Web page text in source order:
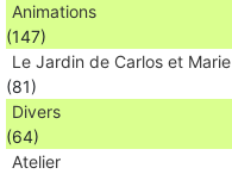
Animations
(147)
Le Jardin de Carlos et Marie
(81)
Divers
(64)
Atelier